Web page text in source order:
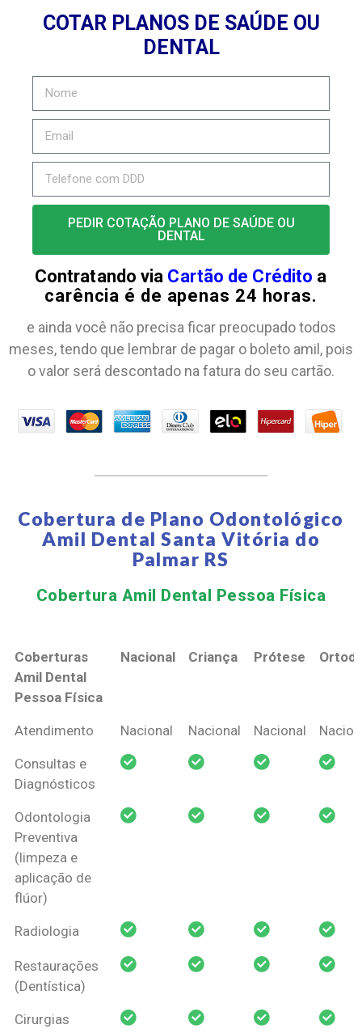
COTAR PLANOS DE SAÚDE OU
DENTAL
PEDIR COTAÇÃO PLANO DE SAÚDE OU
DENTAL
Contratando via Cartão de Crédito a
carência é de apenas 24 horas.
e ainda você não precisa ficar preocupado todos
meses, tendo que lembrar de pagar o boleto amil, pois
o valor será descontado na fatura do seu cartão.
Cobertura de Plano Odontológico
Amil Dental Santa Vitória do
Palmar RS
Cobertura Amil Dental Pessoa Física​
Coberturas
Amil Dental
Pessoa Física
Nacional Criança Prótese
Coberturas
Pessoa Física
Nacional Criança Prótese
Atendimento Nacional Nacional Nacional
Consultas e
Diagnósticos
Odontologia
Preventiva
(limpeza e
aplicação de
flúor)
Radiologia
Restaurações
(Dentística)
Cirurgias